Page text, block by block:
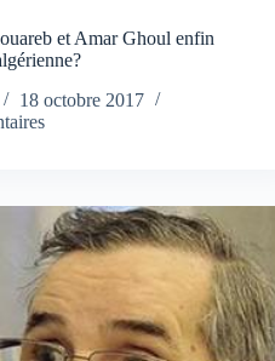
et Amar Ghoul enfin
18 octobre 2017